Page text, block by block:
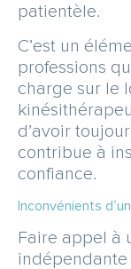
patientèle.
C’est un
professions
charge sur le
d’avoir
contribue à
confiance.
Inconvénients
Faire appel à